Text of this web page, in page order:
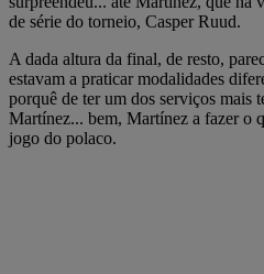
de série do torneio, Casper Ruud.
A dada altura da final, de resto,
estavam a praticar modalidades
porquê de ter um dos serviços mais
Martínez... bem, Martínez a fazer o
jogo do polaco.